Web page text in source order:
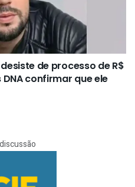
de processo de R$
confirmar que ele